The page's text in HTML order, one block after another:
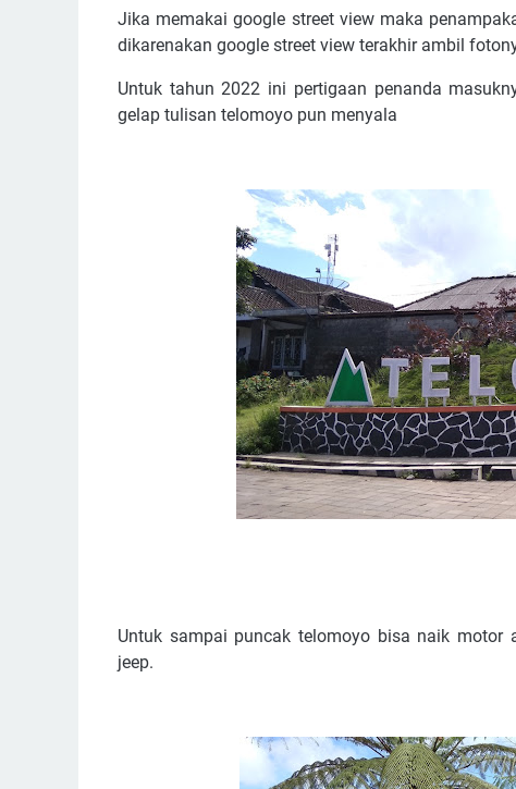
Jika memakai google street view maka
dikarenakan google street view terakhir ambil
Untuk tahun 2022 ini pertigaan penanda
gelap tulisan telomoyo pun menyala
Untuk sampai puncak telomoyo bisa naik
jeep.